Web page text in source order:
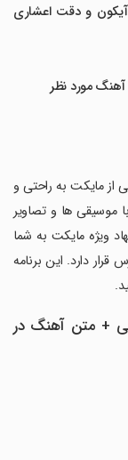
و دقت اعشاری
مورد نظر
از مایکت به راحتی و
موسیقی ها و تصاویر
ویژه مایکت به شما
دارد. این برنامه
+ متن آهنگ در